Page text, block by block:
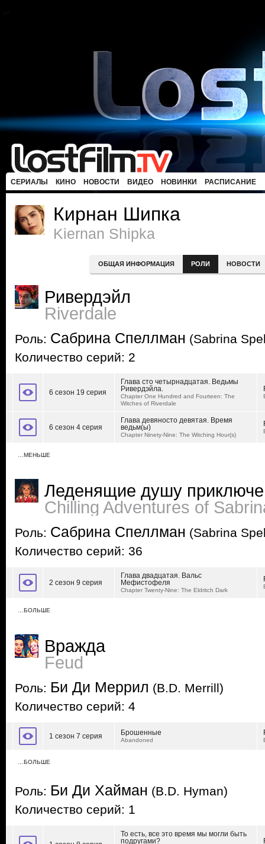
СЕРИАЛЫ КИНО НОВОСТИ ВИДЕО НОВИНКИ РАСПИСАНИЕ
Кирнан Шипка
Kiernan Shipka
ОБЩАЯ ИНФОРМАЦИЯ РОЛИ НОВОСТИ
Ривердэйл
Riverdale
Роль: Сабрина Спеллман (Sabrina
Количество серий: 2
6 сезон 19 серия
Глава сто четырнадцатая. Ведьмы
Ривердэйла.
Chapter One Hundred and Fourteen: The
Witches of Riverdale
6 сезон 4 серия
Глава девяносто девятая. Время
ведьм(ы)
Chapter Ninety-Nine: The Witching Hour(s)
…МЕНЬШЕ
Леденящие душу
Chilling Adventures of
Роль: Сабрина Спеллман (Sabrina
Количество серий: 36
2 сезон 9 серия
Глава двадцатая. Вальс
Мефистофеля
Chapter Twenty-Nine: The Eldritch Dark
…БОЛЬШЕ
Вражда
Feud
Роль: Би Ди Меррил (B.D. Merrill)
Количество серий: 4
1 сезон 7 серия Брошенные
Abandoned
…БОЛЬШЕ
Роль: Би Ди Хайман (B.D. Hyman)
Количество серий: 1
То есть, все это время мы могли быть
подругами?